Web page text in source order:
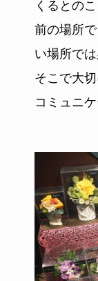
くるとのこ
前の場所
い場所で
そこで大
コミュニ